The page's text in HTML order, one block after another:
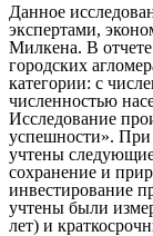
Данное
экспертами,
Милкена. В
городских
категории: с
численностью
Исследование
успешности». При
учтены
сохранение и
инвестирование
учтены были
лет) и